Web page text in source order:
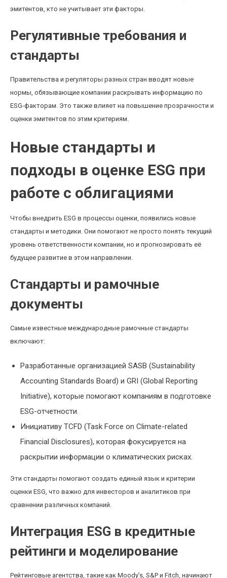
эмитентов, кто не учитывает эти факторы.
Регулятивные требования и
стандарты
Правительства и регуляторы разных стран вводят новые
нормы, обязывающие компании раскрывать информацию по
ESG-факторам. Это также влияет на повышение прозрачности и
оценки эмитентов по этим критериям.
Новые стандарты и
подходы в оценке ESG при
работе с облигациями
Чтобы внедрить ESG в процессы оценки, появились новые
стандарты и методики. Они помогают не просто понять текущий
уровень ответственности компании, но и прогнозировать её
будущее развитие в этом направлении.
Стандарты и рамочные
документы
Самые известные международные рамочные стандарты
включают:
Разработанные организацией SASB (Sustainability
Accounting Standards Board) и GRI (Global Reporting
Initiative), которые помогают компаниям в подготовке
ESG-отчетности.
Инициативу TCFD (Task Force on Climate-related
Financial Disclosures), которая фокусируется на
раскрытии информации о климатических рисках.
Эти стандарты помогают создать единый язык и критерии
оценки ESG, что важно для инвесторов и аналитиков при
сравнении различных компаний.
Интеграция ESG в кредитные
рейтинги и моделирование
Рейтинговые агентства, такие как Moody’s, S&P и Fitch, начинают